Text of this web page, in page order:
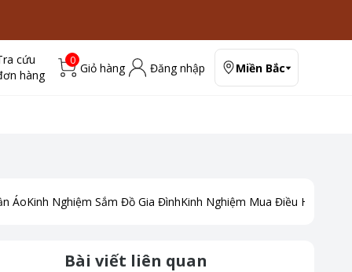
cứu
hàng
0
Giỏ hàng Đăng nhập Miền Bắc
ÁoKinh Nghiệm Sắm Đồ Gia ĐìnhKinh Nghiệm Mua Điều Hoà
Bài viết liên quan